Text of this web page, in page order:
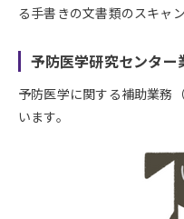
る手書きの文書類のスキャ
予防医学研究センター
予防医学に関する補助業務
います。